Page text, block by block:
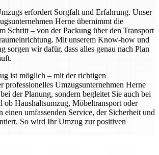
erfordert Sorgfalt und Erfahrung. Unser
Herne übernimmt die
Schritt – von der Packung über den Transport
Mit unserem Know-how und
sorgen wir dafür, dass alles genau nach Plan
ist möglich – mit der richtigen
professionelles Umzugsunternehmen Herne
der Planung, sondern begleitet Sie auch bei
ob Haushaltsumzug, Möbeltransport oder
einen umfassenden Service, der Sicherheit und
So wird Ihr Umzug zur positiven